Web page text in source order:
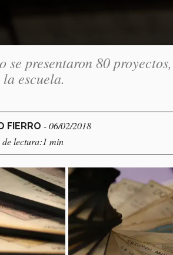
se presentaron 80
escuela.
FIERRO - 06/02/2018
de lectura:1 min